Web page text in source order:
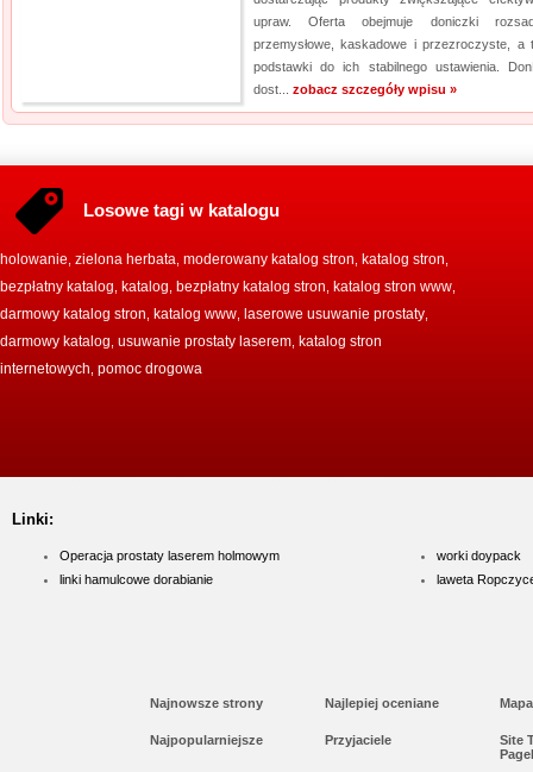
upraw. Oferta obejmuje doniczki
przemysłowe, kaskadowe i przezroczyste, a
podstawki do ich stabilnego ustawienia.
dost... zobacz szczegóły wpisu »
Losowe tagi w katalogu
holowanie zielona herbata moderowany katalog stron katalog stron
bezpłatny katalog katalog bezpłatny katalog stron katalog stron www
darmowy katalog stron katalog www laserowe usuwanie prostaty
darmowy katalog usuwanie prostaty laserem katalog stron
internetowych pomoc drogowa
Linki:
Operacja prostaty laserem holmowym
linki hamulcowe dorabianie
worki doypack
laweta
Najnowsze strony Najlepiej oceniane
Najpopularniejsze Przyjaciele
Site